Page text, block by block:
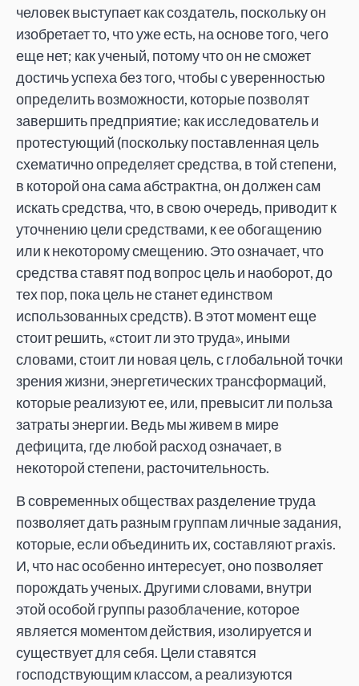
человек выступает как создатель, поскольку он
изобретает то, что уже есть, на основе того, чего
еще нет; как ученый, потому что он не сможет
достичь успеха без того, чтобы с уверенностью
определить возможности, которые позволят
завершить предприятие; как исследователь и
протестующий (поскольку поставленная цель
схематично определяет средства, в той степени,
в которой она сама абстрактна, он должен сам
искать средства, что, в свою очередь, приводит к
уточнению цели средствами, к ее обогащению
или к некоторому смещению. Это означает, что
средства ставят под вопрос цель и наоборот, до
тех пор, пока цель не станет единством
использованных средств). В этот момент еще
стоит решить, «стоит ли это труда», иными
словами, стоит ли новая цель, с глобальной точки
зрения жизни, энергетических трансформаций,
которые реализуют ее, или, превысит ли польза
затраты энергии. Ведь мы живем в мире
дефицита, где любой расход означает, в
некоторой степени, расточительность.
В современных обществах разделение труда
позволяет дать разным группам личные задания,
которые, если объединить их, составляют praxis.
И, что нас особенно интересует, оно позволяет
порождать ученых. Другими словами, внутри
этой особой группы разоблачение, которое
является моментом действия, изолируется и
существует для себя. Цели ставятся
господствующим классом, а реализуются